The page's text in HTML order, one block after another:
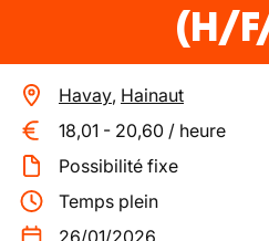
(H/
Havay, Hainaut
18,01 - 20,60 / heure
Possibilité fixe
Temps plein
26/01/2026